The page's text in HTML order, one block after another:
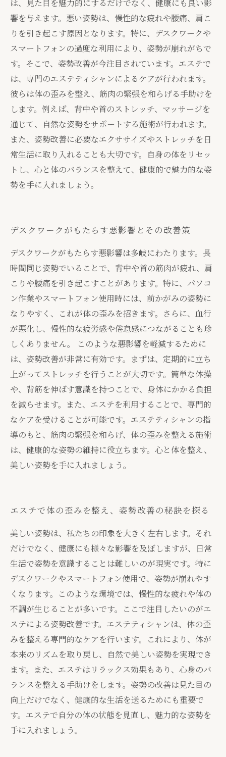
は、見た目を魅力的にするだけでなく、健康にも良い影
響を与えます。悪い姿勢は、慢性的な疲れや腰痛、肩こ
りを引き起こす原因となります。特に、デスクワークや
スマートフォンの過度な利用により、姿勢が崩れがちで
す。そこで、姿勢改善が今注目されています。エステで
は、専門のエステティシャンによるケアが行われます。
彼らは体の歪みを整え、筋肉の緊張を和らげる手助けを
します。例えば、背中や首のストレッチ、マッサージを
通じて、自然な姿勢をサポートする施術が行われます。
また、姿勢改善に必要なエクササイズやストレッチを日
常生活に取り入れることも大切です。自身の体をリセッ
トし、心と体のバランスを整えて、健康的で魅力的な姿
勢を手に入れましょう。
デスクワークがもたらす悪影響とその改善策
デスクワークがもたらす悪影響は多岐にわたります。長
時間同じ姿勢でいることで、背中や首の筋肉が疲れ、肩
こりや腰痛を引き起こすことがあります。特に、パソコ
ン作業やスマートフォン使用時には、前かがみの姿勢に
なりやすく、これが体の歪みを招きます。さらに、血行
が悪化し、慢性的な疲労感や倦怠感につながることも珍
しくありません。 このような悪影響を軽減するために
は、姿勢改善が非常に有効です。まずは、定期的に立ち
上がってストレッチを行うことが大切です。簡単な体操
や、背筋を伸ばす意識を持つことで、身体にかかる負担
を減らせます。また、エステを利用することで、専門的
なケアを受けることが可能です。エステティシャンの指
導のもと、筋肉の緊張を和らげ、体の歪みを整える施術
は、健康的な姿勢の維持に役立ちます。心と体を整え、
美しい姿勢を手に入れましょう。
エステで体の歪みを整え、姿勢改善の秘訣を探る
美しい姿勢は、私たちの印象を大きく左右します。それ
だけでなく、健康にも様々な影響を及ぼしますが、日常
生活で姿勢を意識することは難しいのが現実です。特に
デスクワークやスマートフォン使用で、姿勢が崩れやす
くなります。このような環境では、慢性的な疲れや体の
不調が生じることが多いです。ここで注目したいのがエ
ステによる姿勢改善です。エステティシャンは、体の歪
みを整える専門的なケアを行います。これにより、体が
本来のリズムを取り戻し、自然で美しい姿勢を実現でき
ます。また、エステはリラックス効果もあり、心身のバ
ランスを整える手助けをします。姿勢の改善は見た目の
向上だけでなく、健康的な生活を送るためにも重要で
す。エステで自分の体の状態を見直し、魅力的な姿勢を
手に入れましょう。